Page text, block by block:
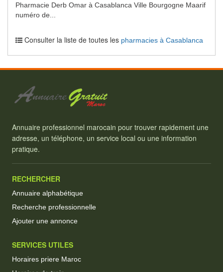
Pharmacie Derb Omar à Casablanca Ville Bourgogne Maarif
numéro de...
Consulter la liste de toutes les pharmacies à Casablanca
Annuaire professionnel marocain pour trouver rapidement une
adresse, un téléphone, un service local ou une information
pratique.
RECHERCHER
Annuaire alphabétique
Recherche professionnelle
Ajouter une annonce
SERVICES UTILES
Horaires priere Maroc